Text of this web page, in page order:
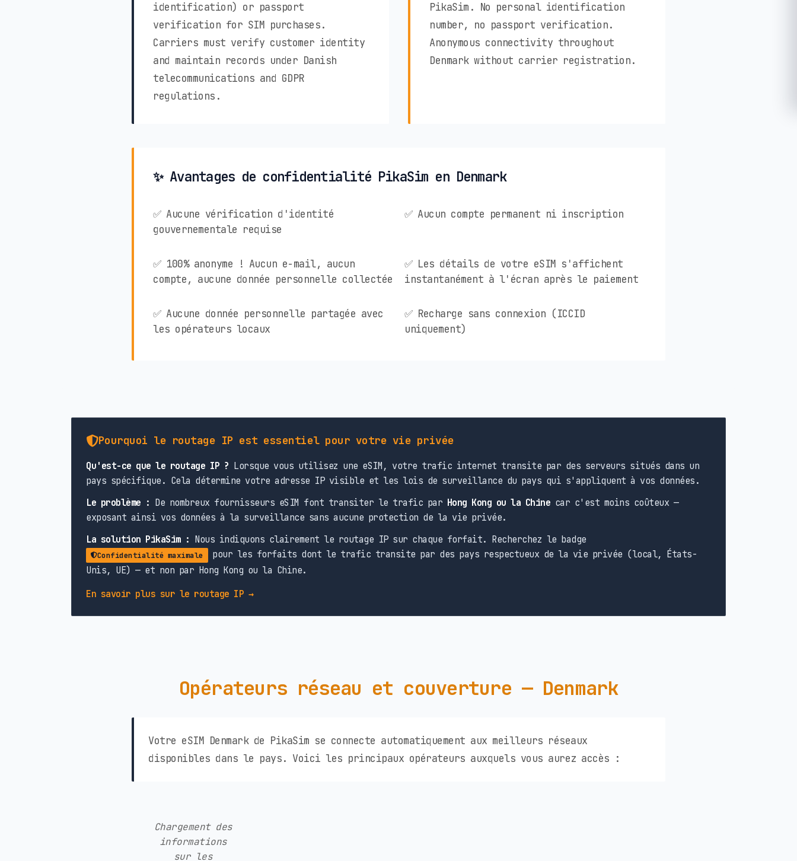
identification) or passport
verification for SIM purchases.
Carriers must verify customer identity
and maintain records under Danish
telecommunications and GDPR
regulations.
PikaSim. No personal identification
number, no passport verification.
Anonymous connectivity throughout
Denmark without carrier registration.
✨ Avantages de confidentialité PikaSim en Denmark
✅ Aucune vérification d'identité
gouvernementale requise
✅ Aucun compte permanent ni inscription
✅ 100% anonyme ! Aucun e-mail, aucun
compte, aucune donnée personnelle collectée
✅ Les détails de votre eSIM s'affichent
instantanément à l'écran après le paiement
✅ Aucune donnée personnelle partagée avec
les opérateurs locaux
✅ Recharge sans connexion (ICCID
uniquement)
Pourquoi le routage IP est essentiel pour votre vie privée
Qu'est-ce que le routage IP ? Lorsque vous utilisez une eSIM, votre trafic internet transite par des serveurs situés dans un
pays spécifique. Cela détermine votre adresse IP visible et les lois de surveillance du pays qui s'appliquent à vos données.
Le problème : De nombreux fournisseurs eSIM font transiter le trafic par Hong Kong ou la Chine car c'est moins coûteux —
exposant ainsi vos données à la surveillance sans aucune protection de la vie privée.
La solution PikaSim : Nous indiquons clairement le routage IP sur chaque forfait. Recherchez le badge
Confidentialité maximale
pour les forfaits dont le trafic transite par des pays respectueux de la vie privée (local, États-
Unis, UE) — et non par Hong Kong ou la Chine.
En savoir plus sur le routage IP →
Opérateurs réseau et couverture — Denmark
Votre eSIM Denmark de PikaSim se connecte automatiquement aux meilleurs réseaux
disponibles dans le pays. Voici les principaux opérateurs auxquels vous aurez accès :
Chargement des
informations
sur les